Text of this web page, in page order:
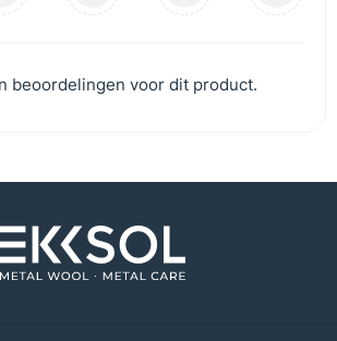
beoordelingen voor dit product.